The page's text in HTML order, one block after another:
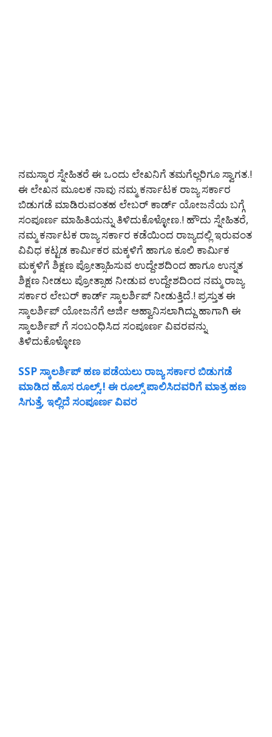
ನಮಸ್ಕಾರ ಸ್ನೇಹಿತರೆ ಈ ಒಂದು ಲೇಖನಿಗೆ ತಮಗೆಲ್ಲರಿಗೂ ಸ್ವಾಗತ.!
ಈ ಲೇಖನ ಮೂಲಕ ನಾವು ನಮ್ಮ ಕರ್ನಾಟಕ ರಾಜ್ಯ ಸರ್ಕಾರ
ಬಿಡುಗಡೆ ಮಾಡಿರುವಂತಹ ಲೇಬರ್ ಕಾರ್ಡ್ ಯೋಜನೆಯ ಬಗ್ಗೆ
ಸಂಪೂರ್ಣ ಮಾಹಿತಿಯನ್ನು ತಿಳಿದುಕೊಳ್ಳೋಣ.! ಹೌದು ಸ್ನೇಹಿತರೆ,
ನಮ್ಮ ಕರ್ನಾಟಕ ರಾಜ್ಯ ಸರ್ಕಾರ ಕಡೆಯಿಂದ ರಾಜ್ಯದಲ್ಲಿ ಇರುವಂತ
ವಿವಿಧ ಕಟ್ಟಡ ಕಾರ್ಮಿಕರ ಮಕ್ಕಳಿಗೆ ಹಾಗೂ ಕೂಲಿ ಕಾರ್ಮಿಕ
ಮಕ್ಕಳಿಗೆ ಶಿಕ್ಷಣ ಪ್ರೋತ್ಸಾಹಿಸುವ ಉದ್ದೇಶದಿಂದ ಹಾಗೂ ಉನ್ನತ
ಶಿಕ್ಷಣ ನೀಡಲು ಪ್ರೋತ್ಸಾಹ ನೀಡುವ ಉದ್ದೇಶದಿಂದ ನಮ್ಮ ರಾಜ್ಯ
ಸರ್ಕಾರ ಲೇಬರ್ ಕಾರ್ಡ್ ಸ್ಕಾಲರ್ಶಿಪ್ ನೀಡುತ್ತಿದೆ.! ಪ್ರಸ್ತುತ ಈ
ಸ್ಕಾಲರ್ಶಿಪ್ ಯೋಜನೆಗೆ ಅರ್ಜಿ ಆಹ್ವಾನಿಸಲಾಗಿದ್ದು ಹಾಗಾಗಿ ಈ
ಸ್ಕಾಲರ್ಶಿಪ್ ಗೆ ಸಂಬಂಧಿಸಿದ ಸಂಪೂರ್ಣ ವಿವರವನ್ನು
ತಿಳಿದುಕೊಳ್ಳೋಣ
SSP ಸ್ಕಾಲರ್ಶಿಪ್ ಹಣ ಪಡೆಯಲು ರಾಜ್ಯ ಸರ್ಕಾರ ಬಿಡುಗಡೆ
ಮಾಡಿದ ಹೊಸ ರೂಲ್ಸ್.! ಈ ರೂಲ್ಸ್ ಪಾಲಿಸಿದವರಿಗೆ ಮಾತ್ರ ಹಣ
ಸಿಗುತ್ತೆ, ಇಲ್ಲಿದೆ ಸಂಪೂರ್ಣ ವಿವರ